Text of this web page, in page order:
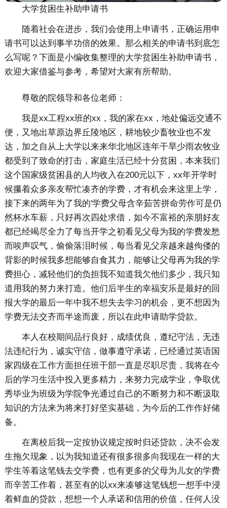
大学贫困生补助申请书
随着社会在进步，我们会使用上申请书，正确运用申
请书可以达到事半功倍的效果。那么相关的申请书到底怎
么写呢？下面是小编收集整理的大学贫困生补助申请书，
欢迎大家借鉴与参考，希望对大家有所帮助。
尊敬的院领导和各位老师：
我是xx工程xx班的xx，我的家在xx，地处偏远交通不
便，又地出草原边界丘陵地区，耕地较少畜牧业也不发
达，加之自从上大学以来来华北地区连年干旱少雨农牧业
都受到了致命的打击，家庭生活已经十分贫困，本来我们
这个国家级贫困县的人均收入在200元以下，xx年开学时
候攥着众多亲友帮忙凑齐的学费，才有机会来这里上学，
接下来的两年为了我的'学费父母含辛茹苦拼命劳作可是仍
然杯水车薪，只好再次四处求借，如今不富裕的亲朋好友
都已经竭尽全力了每当开学之初看见父母为我的学费发愁
而唉声叹气，偷偷落泪时候，每当看见父亲越来越佝偻的
背影的时候我多想能够自食其力，能够让父母再为我的学
费担心，减轻他们的负担我不知道我欠他们多少，我只知
道用我的努力来打造。他们后半生的幸福安乐是最好的回
报大学的最后一年中我不想失去学习的机会，更不想因为
学费无法交齐而半途而废，所以在此申请助学贷款。
本人在校期间品行良好，成绩优良，遵纪守法，无违
法违纪行为，诚实守信，做事遵守承诺，已经通过英语国
家四级在工作方面担任班干部一直是尽职尽责，我将在今
后的学习生活中投入更多精力，来努力完成学业，争取优
秀毕业为班级为学院争光通过自己的不断努力和不断汲取
知识的方法来为将来打好坚实基础，为今后的工作作好储
备。
在离校后我一定按协议规定按时归还贷款，决不会发
生拖欠现象，以为我知道还有很多很多向我现在一样的大
学生等着这笔钱去交学费，也有更多的父母为儿女的学费
而辛苦工作着，甚至有的以xx来凑够这笔钱想一想手中浸
着鲜血的贷款，想想一个人承诺和信用的价值，任何人没